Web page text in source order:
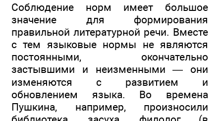
Соблюдение норм имеет большое
значение для формирования
правильной литературной речи. Вместе
с тем языковые нормы не являются
постоянными, окончательно
застывшими и неизменными — они
изменяются с развитием и
обновлением языка. Во времена
Пушкина, например, произносили